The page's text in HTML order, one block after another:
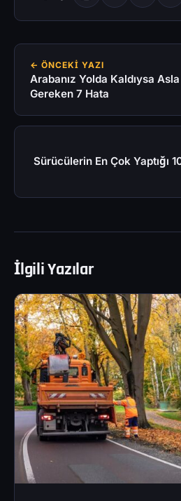
← ÖNCEKI YAZI
Arabanız Yolda Kaldıysa
Gereken 7 Hata
Sürücülerin En Çok Yaptığı 10
İlgili Yazılar